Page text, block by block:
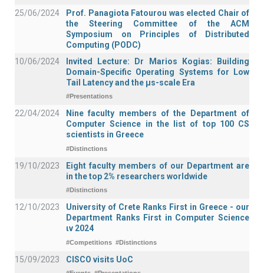
25/06/2024
Prof. Panagiota Fatourou was elected Chair of
the Steering Committee of the ACM
Symposium on Principles of Distributed
Computing (PODC)
10/06/2024
Invited Lecture: Dr Marios Kogias: Building
Domain-Specific Operating Systems for Low
Tail Latency and the μs-scale Era
#Presentations
22/04/2024
Nine faculty members of the Department of
Computer Science in the list of top 100 CS
scientists in Greece
#Distinctions
19/10/2023
Eight faculty members of our Department are
in the top 2% researchers worldwide
#Distinctions
12/10/2023
University of Crete Ranks First in Greece - our
Department Ranks First in Computer Science
ιν 2024
#Competitions #Distinctions
15/09/2023 CISCO visits UoC